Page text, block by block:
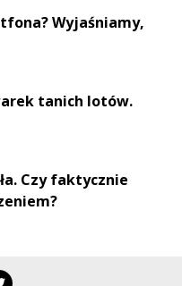
Wyjaśniamy,
tanich lotów.
Czy faktycznie